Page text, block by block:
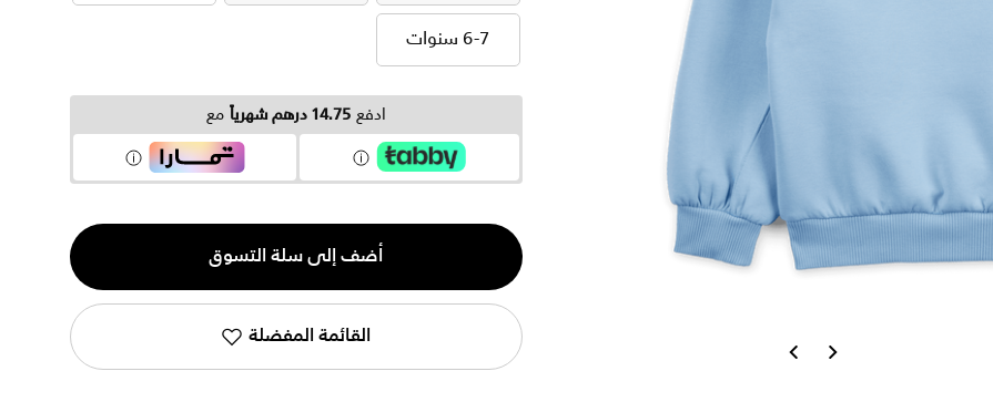
Next
6-7 سنوات 6-7 سنوات
ادفع 14.75 درهم شهرياً مع
الكمية
1
أضف إلى سلة التسوق
القائمة المفضلة